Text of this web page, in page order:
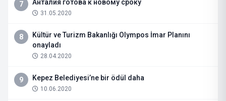
7 Анталия готова к новому сроку
31.05.2020
8
Kültür ve Turizm Bakanlığı Olympos İmar Planını
onayladı
28.04.2020
9 Kepez Belediyesi’ne bir ödül daha
10.06.2020